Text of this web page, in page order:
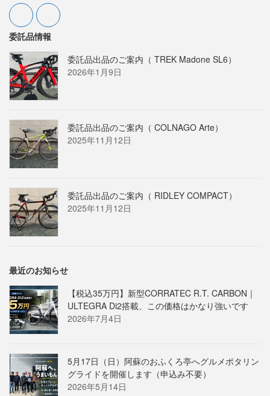
委託品情報
委託品出品のご案内（ TREK Madone SL6）
2026年1月9日
委託品出品のご案内（ COLNAGO Arte）
2025年11月12日
委託品出品のご案内（ RIDLEY COMPACT）
2025年11月12日
最近のお知らせ
【税込35万円】新型CORRATEC R.T. CARBON｜
ULTEGRA Di2搭載、この価格はかなり強いです
2026年7月4日
5月17日（日）阿蘇のおふくろ亭へグルメポタリン
グライドを開催します（申込み不要）
2026年5月14日